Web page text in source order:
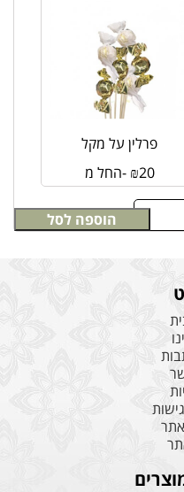
הוספה לסל
פרלין על מקל
החל מ- ₪20